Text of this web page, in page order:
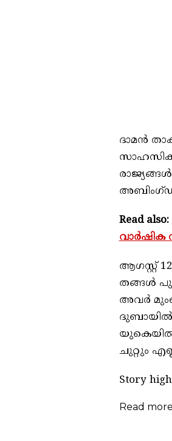
ദാമൻ
സാഹസിക
Read also:
വാർഷിക
ആഗസ്റ്റ്
തങ്ങൾ
അവർ
ദുബായിൽ
ചുറ്റും
Story
Read